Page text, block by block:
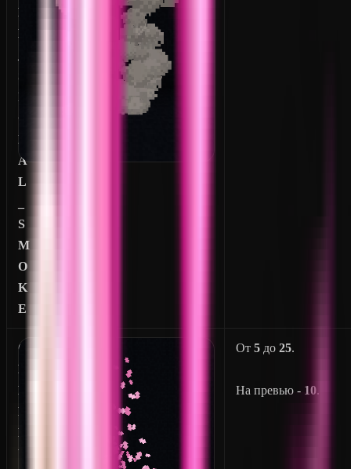
R
E
S
I
G
N
A
L
S
M
O
K
E
C
H
E
R
R
Y
От5 до25.
На превью - 10.